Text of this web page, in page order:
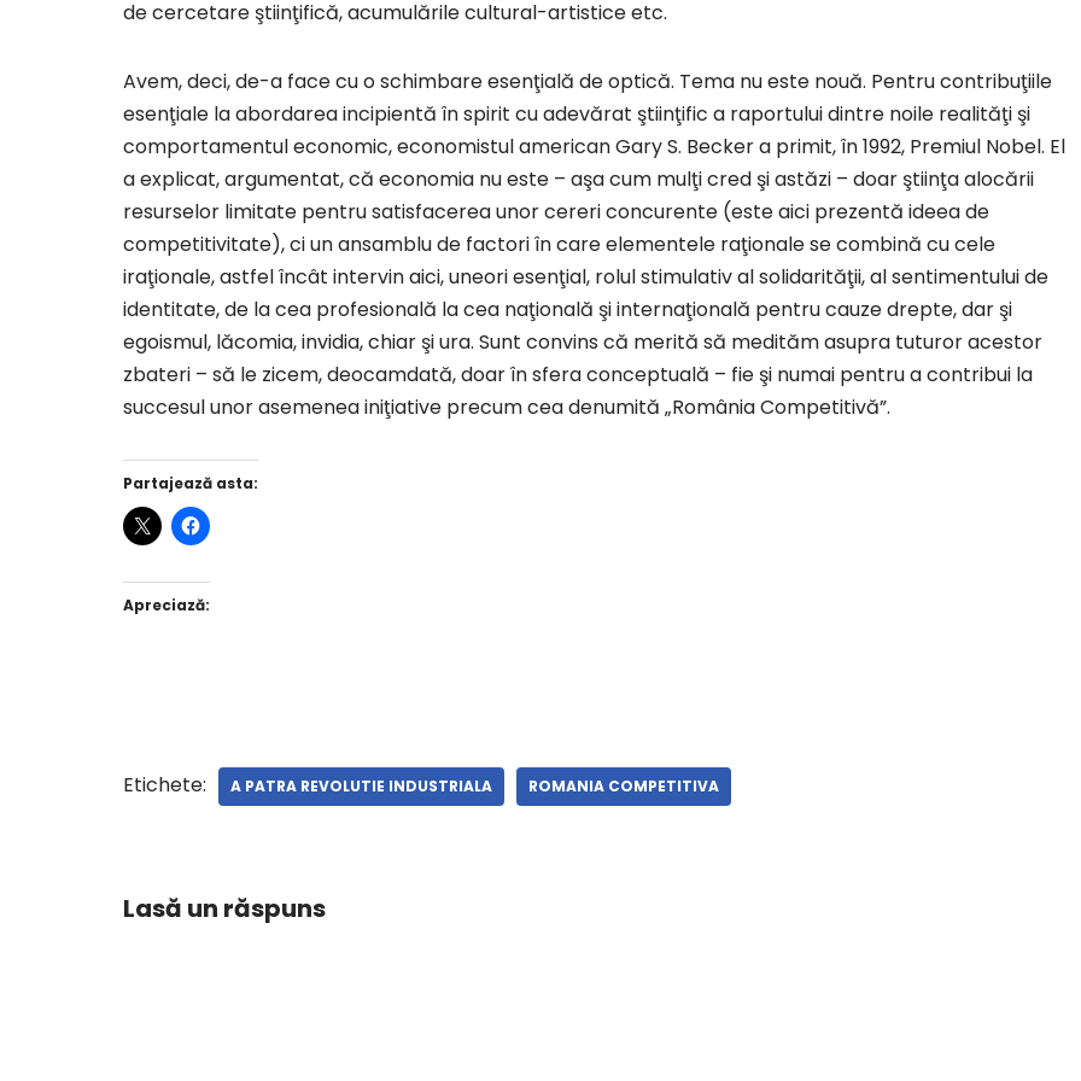
de cercetare ştiinţifică, acumulările cultural-artistice etc.
Avem, deci, de-a face cu o schimbare esenţială de optică. Tema nu este nouă. Pentru contribuţiile
esenţiale la abordarea incipientă în spirit cu adevărat ştiinţific a raportului dintre noile realităţi şi
comportamentul economic, economistul american Gary S. Becker a primit, în 1992, Premiul Nobel. El
a explicat, argumentat, că economia nu este – aşa cum mulţi cred şi astăzi – doar ştiinţa alocării
resurselor limitate pentru satisfacerea unor cereri concurente (este aici prezentă ideea de
competitivitate), ci un ansamblu de factori în care elementele raţionale se combină cu cele
iraţionale, astfel încât intervin aici, uneori esenţial, rolul stimulativ al solidarităţii, al sentimentului de
identitate, de la cea profesională la cea naţională şi internaţională pentru cauze drepte, dar şi
egoismul, lăcomia, invidia, chiar şi ura. Sunt convins că merită să medităm asupra tuturor acestor
zbateri – să le zicem, deocamdată, doar în sfera conceptuală – fie şi numai pentru a contribui la
succesul unor asemenea iniţiative precum cea denumită „România Competitivă”.
Partajează asta:
Apreciază:
Etichete: A PATRA REVOLUTIE INDUSTRIALA ROMANIA COMPETITIVA
Lasă un răspuns